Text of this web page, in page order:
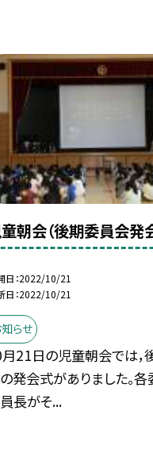
朝会（後期委員会発
日 2022/10/21
日 2022/10/21
知らせ
21日の児童朝会では，
発会式がありました。
長がそ...